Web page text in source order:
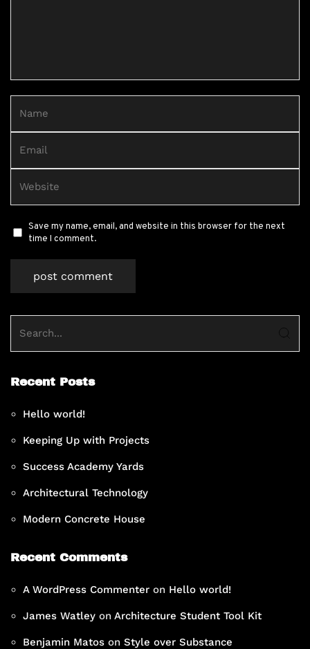
Save my name, email, and website in this browser for the next
time I comment.
Recent Posts
Hello world!
Keeping Up with Projects
Success Academy Yards
Architectural Technology
Modern Concrete House
Recent Comments
A WordPress Commenter on Hello world!
James Watley on Architecture Student Tool Kit
Benjamin Matos on Style over Substance